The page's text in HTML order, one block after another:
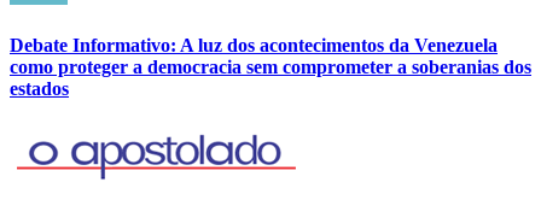
Debate Informativo: A luz dos acontecimentos da Venezuela
como proteger a democracia sem comprometer a soberanias dos
estados